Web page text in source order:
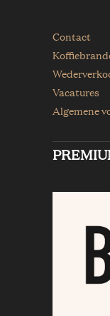
Contact
Vacatures
Algemene